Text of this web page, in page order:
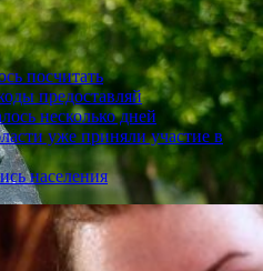
посчитать
предоставляй
несколько дней
уже приняли участие в
населения